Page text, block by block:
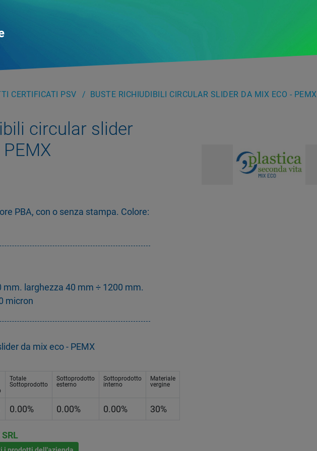
CERTIFICATI PSV BUSTE RICHIUDIBILI CIRCULAR SLIDER DA MIX ECO - PEMX
circular slider
PBA, con o senza stampa. Colore:
mm. larghezza 40 mm ÷ 1200 mm.
micron
da mix eco - PEMX
Totale
Sottoprodotto
Sottoprodotto
esterno
Sottoprodotto
interno
Materiale
vergine
0.00% 0.00% 0.00% 30%